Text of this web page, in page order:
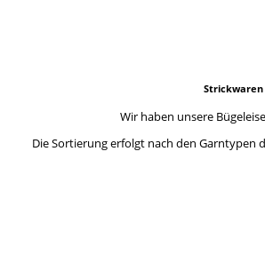
Strickwaren
Wir haben unsere
Die Sortierung erfolgt nach den Garntypen